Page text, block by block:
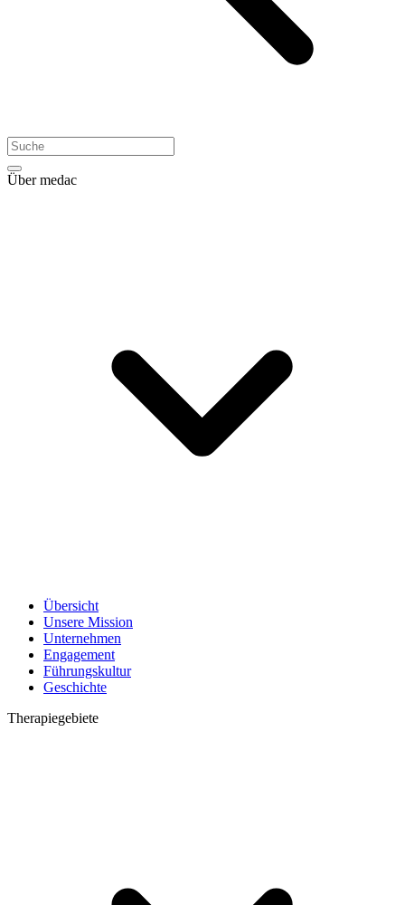
Über medac
Übersicht
Unsere Mission
Unternehmen
Engagement
Führungskultur
Geschichte
Therapiegebiete